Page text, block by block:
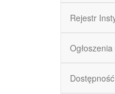
Rejestr
Dostępność